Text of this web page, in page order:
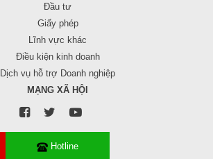
Hotline
Đầu tư
Giấy phép
Lĩnh vực khác
Điều kiện kinh doanh
Dịch vụ hỗ trợ Doanh nghiệp
MẠNG XÃ HỘI